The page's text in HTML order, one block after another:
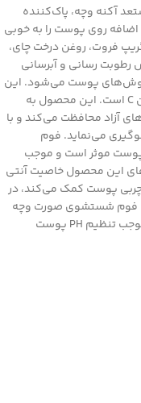
آکنه وچه، پاک‌کننده
روی پوست را به خوبی
فروت، روغن درخت چای،
رسانی و آبرسانی
پوست می‌شود. این
فوم شستشو سرشار از آنتی اکسیدان و ویتامین C است. این محصول به
آزاد محافظت می‌کند و با
می‌نماید. فوم
موثر است و موجب
این محصول خاصیت آنتی
چربی پوست کمک می‌کند، در
فوم شستشوی صورت وچه
فاقد پارابن، صابون و سولفات است. همچنین موجب تنظیم PH پوست